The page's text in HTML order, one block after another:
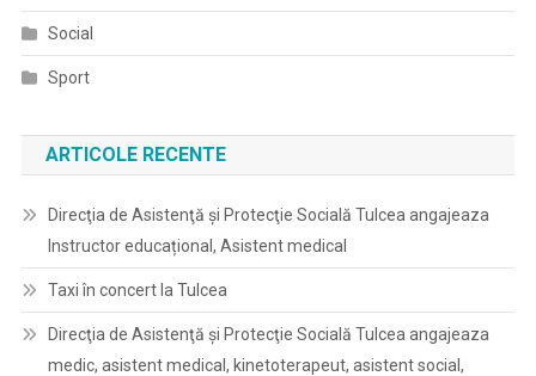
Social
Sport
ARTICOLE RECENTE
Direcţia de Asistenţă şi Protecţie Socială Tulcea angajeaza
Instructor educațional, Asistent medical
Taxi în concert la Tulcea
Direcţia de Asistenţă şi Protecţie Socială Tulcea angajeaza
medic, asistent medical, kinetoterapeut, asistent social,